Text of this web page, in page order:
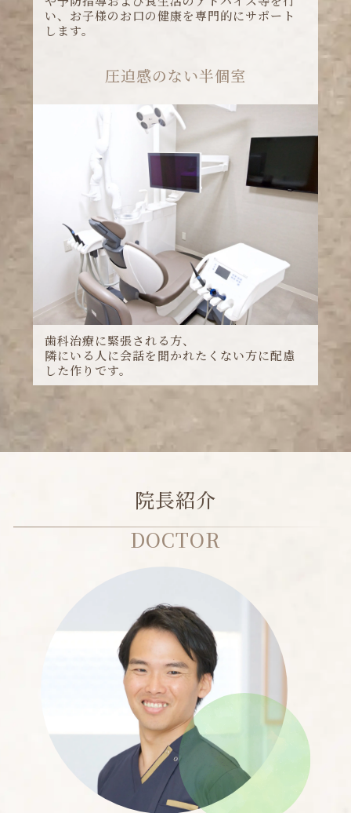
圧迫感のない半個室
歯科治療に緊張される方、
隣にいる人に会話を聞かれたくない方に配慮
した作りです。
院長紹介
私を育ててくれた地域の皆様のお口の健